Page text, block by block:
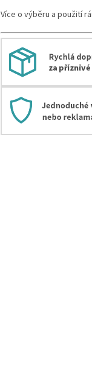
Více o výběru a použití